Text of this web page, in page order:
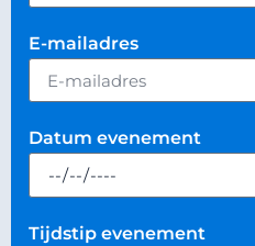
E-mailadres
Datum evenement
Tijdstip evenement